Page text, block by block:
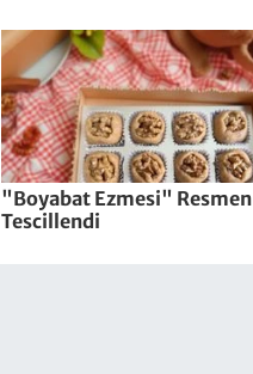
"Boyabat Ezmesi" Resmen
Tescillendi